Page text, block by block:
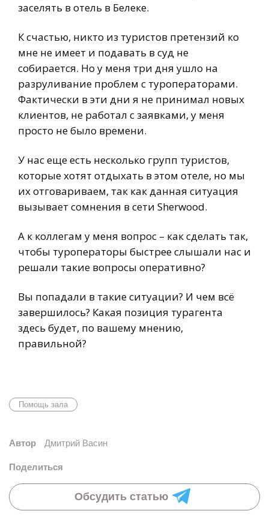
заселять в отель в Белеке.
К счастью, никто из туристов претензий ко
мне не имеет и подавать в суд не
собирается. Но у меня три дня ушло на
разруливание проблем с туроператорами.
Фактически в эти дни я не принимал новых
клиентов, не работал с заявками, у меня
просто не было времени.
У нас еще есть несколько групп туристов,
которые хотят отдыхать в этом отеле, но мы
их отговариваем, так как данная ситуация
вызывает сомнения в сети Sherwood.
А к коллегам у меня вопрос – как сделать так,
чтобы туроператоры быстрее слышали нас и
решали такие вопросы оперативно?
Вы попадали в такие ситуации? И чем всё
завершилось? Какая позиция турагента
здесь будет, по вашему мнению,
правильной?
Помощь зала
Автор Дмитрий Васин
Поделиться
Обсудить статью